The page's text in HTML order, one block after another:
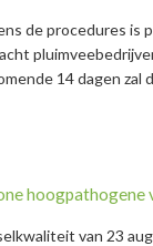
de procedures is
14 dagen
van 23